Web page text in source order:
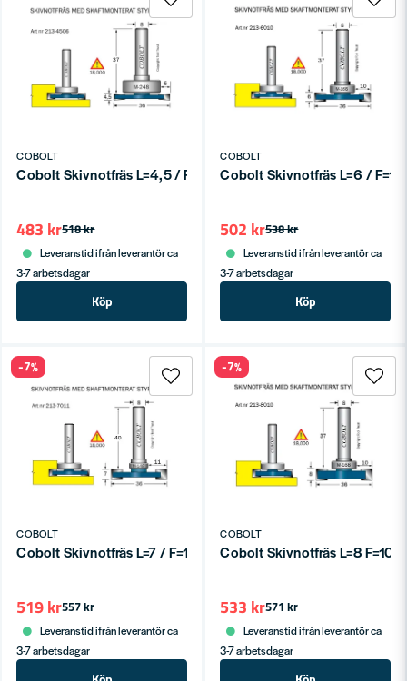
COBOLT
Cobolt Skivnotfräs L=4,5 / F=6 D=36 S=8
518 kr
483 kr
Leveranstid ifrån leverantör ca
3-7 arbetsdagar
Köp
COBOLT
Cobolt Skivnotfräs L=6 /
538 kr
502 kr
Leveranstid ifrån leverantör ca
3-7 arbetsdagar
Köp
COBOLT
Cobolt Skivnotfräs L=7 / F=11, D=36
557 kr
519 kr
Leveranstid ifrån leverantör ca
3-7 arbetsdagar
-7%
COBOLT
Cobolt Skivnotfräs L=8 F=10
571 kr
533 kr
Leveranstid ifrån leverantör ca
3-7 arbetsdagar
-7%